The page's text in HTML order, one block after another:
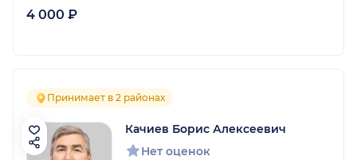
4 000 ₽
Принимает в 2 районах
Качиев Борис Алексеевич
Нет оценок